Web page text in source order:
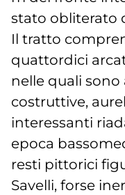
stato obliterato
Il tratto
quattordici
nelle quali sono
costruttive,
interessanti
epoca
resti pittorici
Savelli, forse